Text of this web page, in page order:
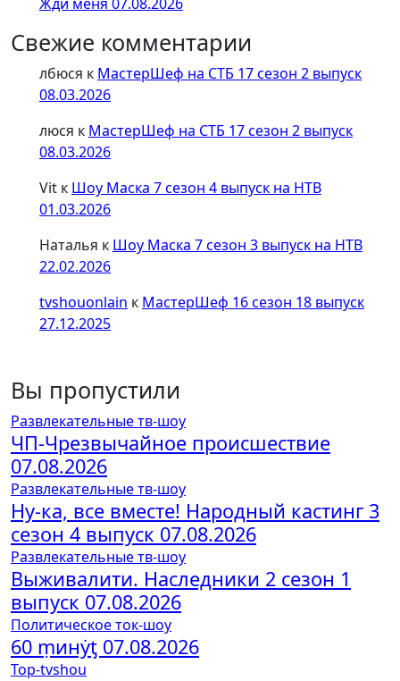
Свежие комментарии
лбюся к МастерШеф на СТБ 17 сезон 2 выпуск
08.03.2026
люся к МастерШеф на СТБ 17 сезон 2 выпуск
08.03.2026
Vit к Шоу Маска 7 сезон 4 выпуск на НТВ
01.03.2026
Наталья к Шоу Маска 7 сезон 3 выпуск на НТВ
22.02.2026
tvshouonlain к МастерШеф 16 сезон 18 выпуск
27.12.2025
Вы пропустили
Развлекательные тв-шоу
ЧП-Чрезвычайное происшествие
07.08.2026
Развлекательные тв-шоу
Ну-ка, все вместе! Народный кастинг 3
сезон 4 выпуск 07.08.2026
Развлекательные тв-шоу
Выживалити. Наследники 2 сезон 1
выпуск 07.08.2026
Политическое ток-шоу
60 ṃинẏƫ 07.08.2026
Top-tvshou